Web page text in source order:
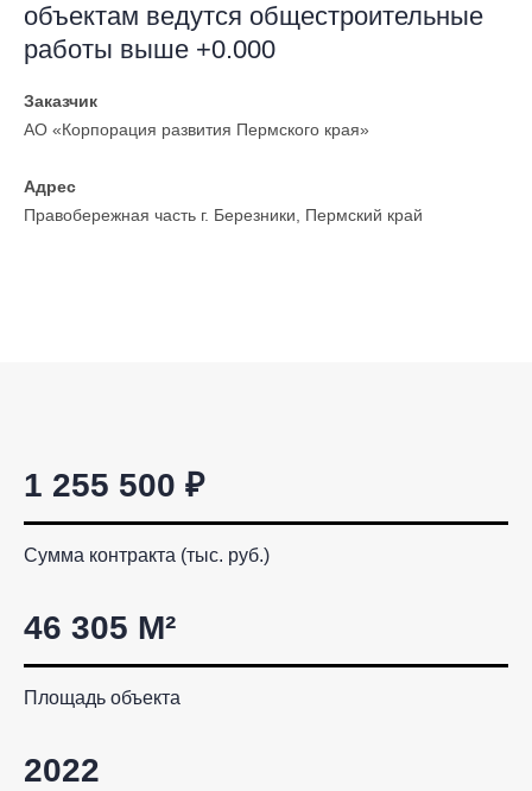
объектам ведутся общестроительные
работы выше +0.000
Заказчик
АО «Корпорация развития Пермского края»
Адрес
Правобережная часть г. Березники, Пермский край
1 255 500 ₽
Сумма контракта (тыс. руб.)
46 305 М²
Площадь объекта
2022